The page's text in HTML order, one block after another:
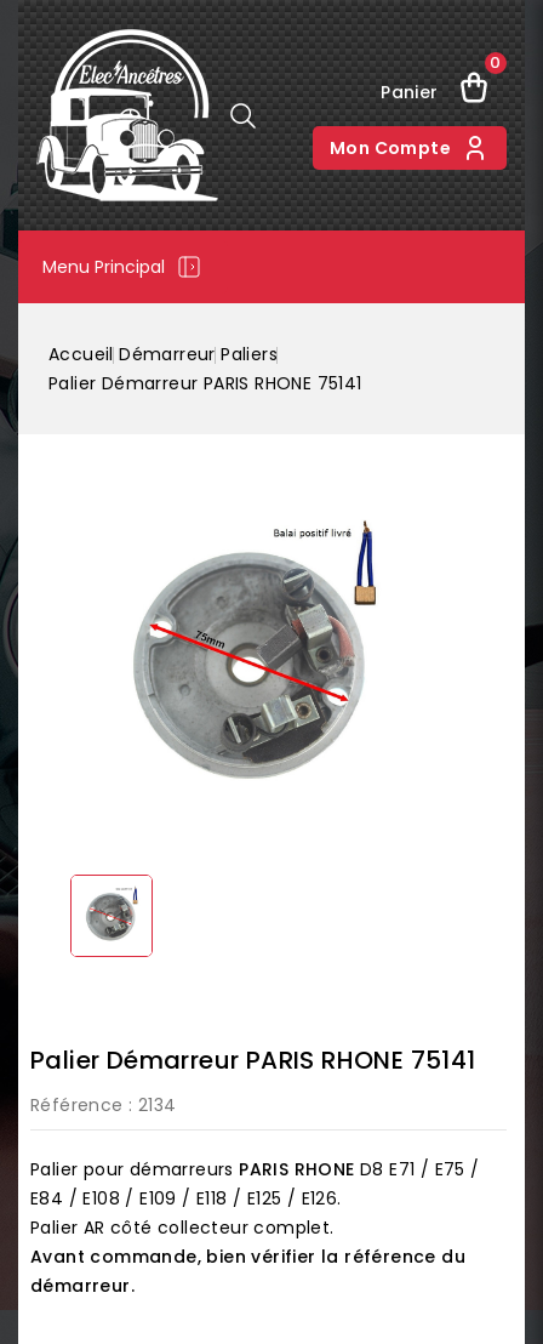
Panier
0
Mon Compte
Menu Principal
Accueil Démarreur Paliers
Palier Démarreur PARIS RHONE 75141
Palier Démarreur PARIS RHONE 75141
Référence : 2134
Palier pour démarreurs PARIS RHONE D8 E71 / E75 /
E84 / E108 / E109 / E118 / E125 / E126.
Palier AR côté collecteur complet.
Avant commande, bien vérifier la référence du
démarreur.